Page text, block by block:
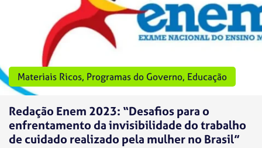
Materiais Ricos, Programas do Governo, Educação
Redação Enem 2023: “Desafios para o
enfrentamento da invisibilidade do trabalho
de cuidado realizado pela mulher no Brasil”